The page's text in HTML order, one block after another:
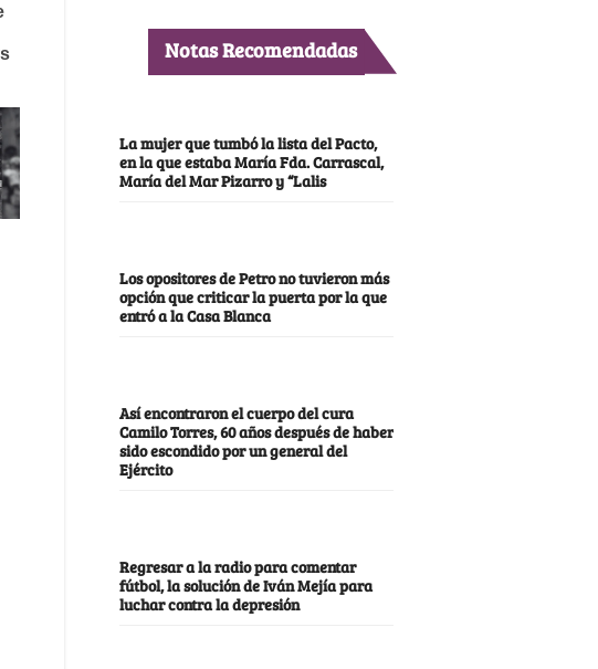
Notas Recomendadas
La mujer que tumbó la lista del Pacto,
en la que estaba María Fda. Carrascal,
María del Mar Pizarro y “Lalis
Los opositores de Petro no tuvieron más
opción que criticar la puerta por la que
entró a la Casa Blanca
Así encontraron el cuerpo del cura
Camilo Torres, 60 años después de haber
sido escondido por un general del
Ejército
Regresar a la radio para comentar
fútbol, la solución de Iván Mejía para
luchar contra la depresión